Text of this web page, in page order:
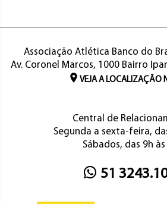
Associação Atlética Banco do
Av. Coronel Marcos, 1000 Bairro
VEJA A LOCALIZAÇÃO
Central de
Segunda a sexta-feira,
Sábados, das 9h às
51